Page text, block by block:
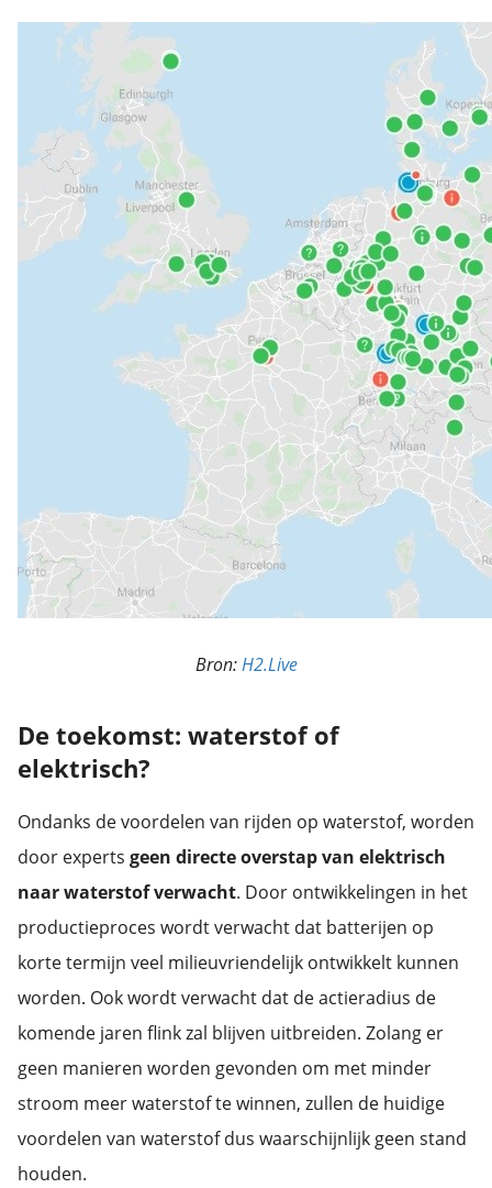
Bron:H2.Live
De toekomst: waterstof of
elektrisch?
Ondanks de voordelen van rijden op waterstof, worden
door experts geen directe overstap van elektrisch
naar waterstof verwacht. Door ontwikkelingen in het
productieproces wordt verwacht dat batterijen op
korte termijn veel milieuvriendelijk ontwikkelt kunnen
worden. Ook wordt verwacht dat de actieradius de
komende jaren flink zal blijven uitbreiden. Zolang er
geen manieren worden gevonden om met minder
stroom meer waterstof te winnen, zullen de huidige
voordelen van waterstof dus waarschijnlijk geen stand
houden.